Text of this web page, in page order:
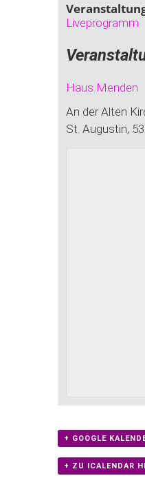
+ GOOGLE
+ ZU ICALENDAR
Liveprogramm
Haus Menden
An der Alten
St. Augustin,